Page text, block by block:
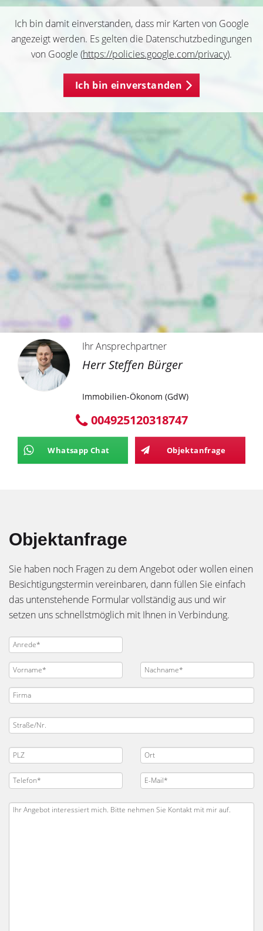
Ich bin damit einverstanden, dass mir Karten von Google
angezeigt werden. Es gelten die Datenschutzbedingungen
von Google (https://policies.google.com/privacy).
Ich bin einverstanden
Ihr Ansprechpartner
Herr Steffen Bürger
Immobilien-Ökonom (GdW)
004925120318747
Whatsapp Chat Objektanfrage
Objektanfrage
Sie haben noch Fragen zu dem Angebot oder wollen einen
Besichtigungstermin vereinbaren, dann füllen Sie einfach
das untenstehende Formular vollständig aus und wir
setzen uns schnellstmöglich mit Ihnen in Verbindung.